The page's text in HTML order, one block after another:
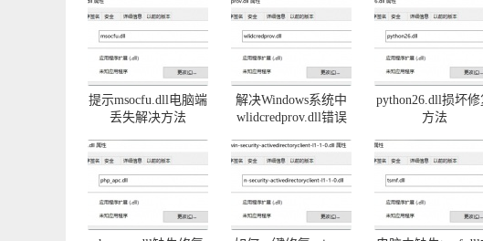
提示msocfu.dll电脑端
丢失解决方法
解决Windows系统中
wlidcredprov.dll错误
python26.dll损坏修
方法